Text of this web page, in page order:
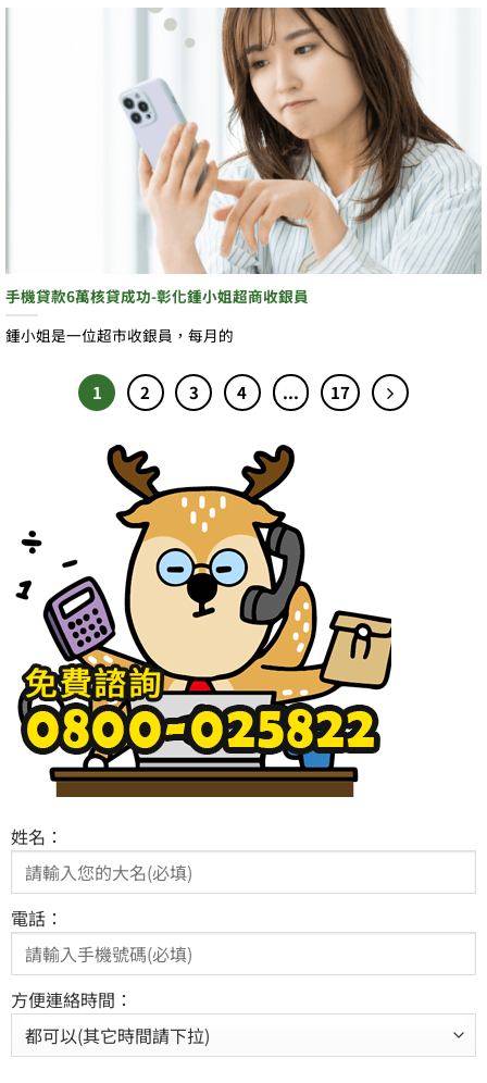
手機貸款6萬核貸成功-彰化鍾小姐超商收銀員
鍾小姐是一位超市收銀員，每月的
1 2 3 4 ... 17
姓名：
電話：
方便連絡時間：